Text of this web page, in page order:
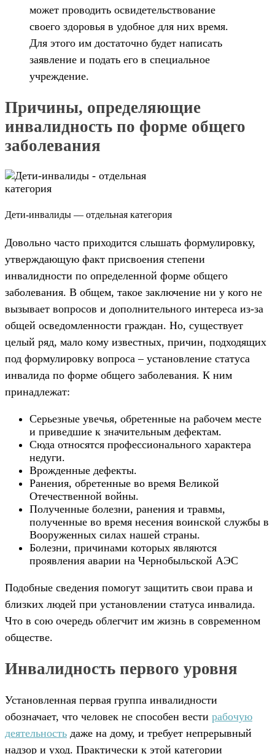
может проводить освидетельствование
своего здоровья в удобное для них время.
Для этого им достаточно будет написать
заявление и подать его в специальное
учреждение.
Причины, определяющие
инвалидность по форме общего
заболевания
Дети-инвалиды — отдельная категория
Довольно часто приходится слышать формулировку,
утверждающую факт присвоения степени
инвалидности по определенной форме общего
заболевания. В общем, такое заключение ни у кого не
вызывает вопросов и дополнительного интереса из-за
общей осведомленности граждан. Но, существует
целый ряд, мало кому известных, причин, подходящих
под формулировку вопроса – установление статуса
инвалида по форме общего заболевания. К ним
принадлежат:
Серьезные увечья, обретенные на рабочем месте
и приведшие к значительным дефектам.
Сюда относятся профессионального характера
недуги.
Врожденные дефекты.
Ранения, обретенные во время Великой
Отечественной войны.
Полученные болезни, ранения и травмы,
полученные во время несения воинской службы в
Вооруженных силах нашей страны.
Болезни, причинами которых являются
проявления аварии на Чернобыльской АЭС
Подобные сведения помогут защитить свои права и
близких людей при установлении статуса инвалида.
Что в сою очередь облегчит им жизнь в современном
обществе.
Инвалидность первого уровня
Установленная первая группа инвалидности
обозначает, что человек не способен вести рабочую
деятельность даже на дому, и требует непрерывный
надзор и уход. Практически к этой категории